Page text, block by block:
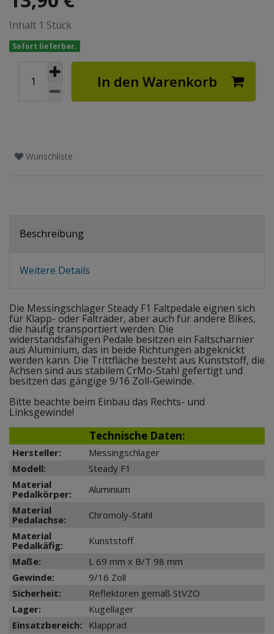
Inhalt 1 Stück
Sofort lieferbar.
In den Warenkorb
Wunschliste
Beschreibung
Weitere Details
Die Messingschlager Steady F1 Faltpedale eignen sich
für Klapp- oder Falträder, aber auch für andere Bikes,
die häufig transportiert werden. Die
widerstandsfähigen Pedale besitzen ein Faltscharnier
aus Aluminium, das in beide Richtungen abgeknickt
werden kann. Die Trittfläche besteht aus Kunststoff, die
Achsen sind aus stabilem CrMo-Stahl gefertigt und
besitzen das gängige 9/16 Zoll-Gewinde.
Bitte beachte beim Einbau das Rechts- und
Linksgewinde!
Technische Daten:
Hersteller:
Messingschlager
Modell:
Steady F1
Material
Pedalkörper:
Aluminium
Material
Pedalachse:
Chromoly-Stahl
Material
Pedalkäfig:
Kunststoff
Maße:
L 69 mm x B/T 98 mm
Gewinde:
9/16 Zoll
Sicherheit:
Reflektoren gemäß StVZO
Lager:
Kugellager
Einsatzbereich:
Klapprad